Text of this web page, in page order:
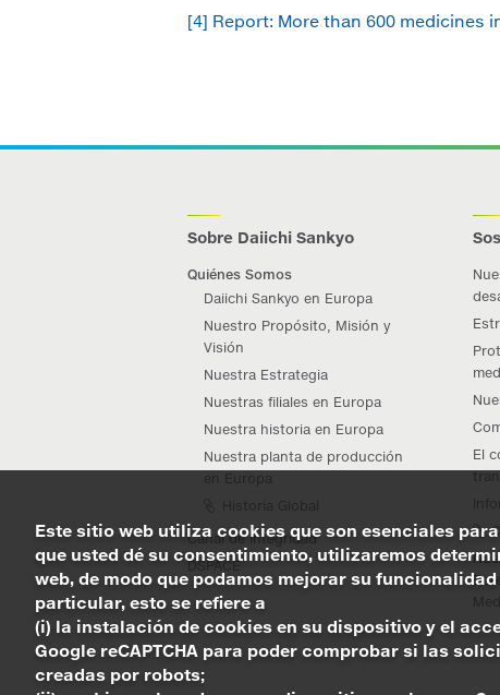
[4] Report: More than 600 medicines
Sobre Daiichi Sankyo
Quiénes Somos
Daiichi Sankyo en Europa
Nuestro Propósito, Misión y
Visión
Nuestra Estrategia
Nuestras filiales en Europa
Nuestra historia en Europa
Nuestra planta de producción
en Europa
Historia Global
Canal de Integridad
DSPACE
El
Este sitio web utiliza cookies que son esenciales
que usted dé su consentimiento, utilizaremos
web, de modo que podamos mejorar su
particular, esto se refiere a
(i) la instalación de cookies en su dispositivo y el
Google reCAPTCHA para poder comprobar si las
creadas por robots;